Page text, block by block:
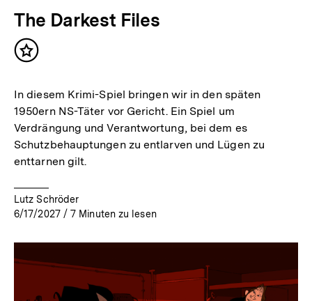
The Darkest Files
Inhalt
In diesem Krimi-Spiel bringen wir in den späten
1950ern NS-Täter vor Gericht. Ein Spiel um
Verdrängung und Verantwortung, bei dem es
Schutzbehauptungen zu entlarven und Lügen zu
enttarnen gilt.
Lutz Schröder
6/17/2027 / 7 Minuten zu lesen